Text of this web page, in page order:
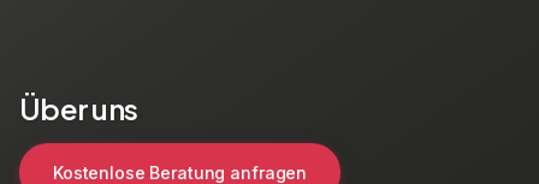
Über uns
Kostenlose Beratung anfragen